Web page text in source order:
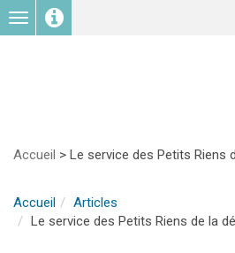
Toggle
navigation
Accueil > Le service des Petits Riens
Accueil
Articles
Le service des Petits Riens de la